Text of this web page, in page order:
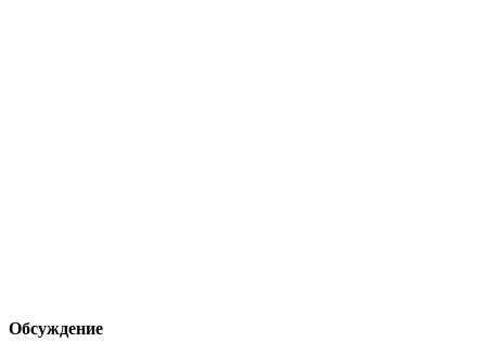
Обсуждение